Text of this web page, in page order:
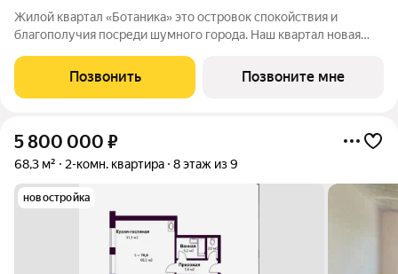
Жилой квартал «Ботаника» это островок спокойствия и
благополучия посреди шумного города. Наш квартал новая
внимание не только высоким качеством домостроения, но и
удачным расположением.
Позвонить Позвоните мне
5 800 000 ₽
68,3 м² 2-комн. квартира 8 этаж из 9
новостройка